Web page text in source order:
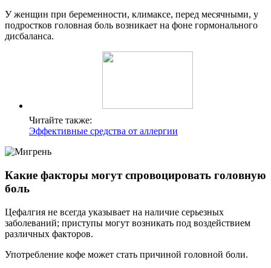
У женщин при беременности, климаксе, перед месячными, у
подростков головная боль возникает на фоне гормонального
дисбаланса.
Читайте также:
Эффективные средства от аллергии
Какие факторы могут спровоцировать головную
боль
Цефалгия не всегда указывает на наличие серьезных
заболеваний; приступы могут возникать под воздействием
различных факторов.
Употребление кофе может стать причиной головной боли.